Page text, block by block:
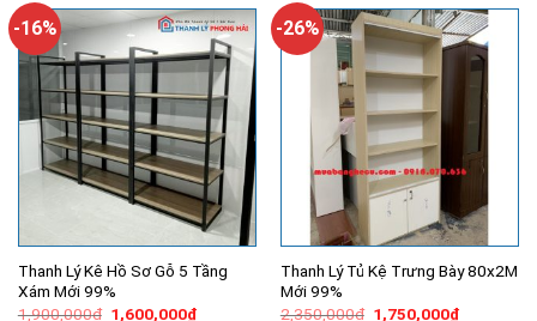
6,400,000₫.
-16%
Thanh Lý Kê Hồ Sơ Gỗ 5 Tầng
Xám Mới 99%
1,900,000₫ Giá
1,600,000₫Giá
-26%
Thanh Lý Tủ Kệ Trưng Bày 80x2M
Mới 99%
2,350,000₫ Giá
1,750,000₫Giá